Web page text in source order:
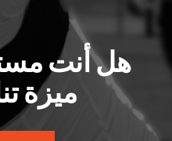
هل أنت
ميزة